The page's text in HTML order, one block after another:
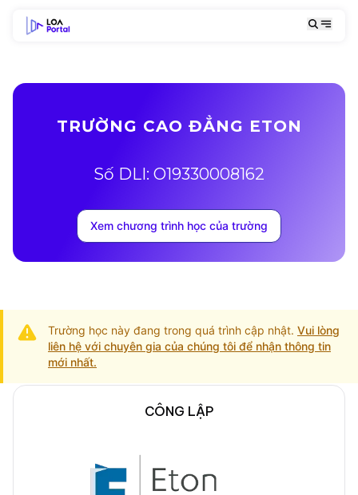
TRƯỜNG CAO ĐẲNG ETON
Số DLI: O19330008162
Xem chương trình học của trường
Trường học này đang trong quá trình cập nhật. Vui lòng
liên hệ với chuyên gia của chúng tôi để nhận thông tin
mới nhất.
Mô tả trường
CÔNG LẬP